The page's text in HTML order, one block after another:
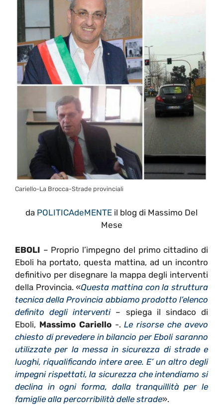
Cariello-La Brocca-Strade provinciali
da POLITICAdeMENTE il blog di Massimo Del
Mese
EBOLI – Proprio l’impegno del primo cittadino di
Eboli ha portato, questa mattina, ad un incontro
definitivo per disegnare la mappa degli interventi
della Provincia. «Questa mattina con la struttura
tecnica della Provincia abbiamo prodotto l’elenco
definito degli interventi– spiega il sindaco di
Eboli, Massimo Cariello-.Le risorse che avevo
chiesto di prevedere in bilancio per Eboli saranno
utilizzate per la messa in sicurezza di strade e
luoghi, riqualificando intere aree. E’ un altro degli
impegni rispettati, la sicurezza che intendiamo si
declina in ogni forma, dalla tranquillità per le
famiglie alla percorribilità delle strade».